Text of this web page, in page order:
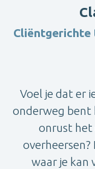
Cliëntgerichte
Voel je dat er
onderweg bent
onrust het
waar je kan